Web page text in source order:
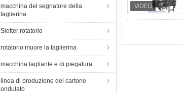
macchina del segnatore della
taglierina
Slotter rotatorio
rotatorio muore la taglierina
macchina tagliante e di piegatura
linea di produzione del cartone
ondulato